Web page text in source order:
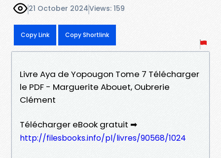
21 October 2024Views: 159
Copy Link Copy Shortlink
Livre Aya de Yopougon Tome 7 Télécharger
le PDF - Marguerite Abouet, Oubrerie
Clément
Télécharger eBook gratuit ➡
http://filesbooks.info/pl/livres/90568/1024